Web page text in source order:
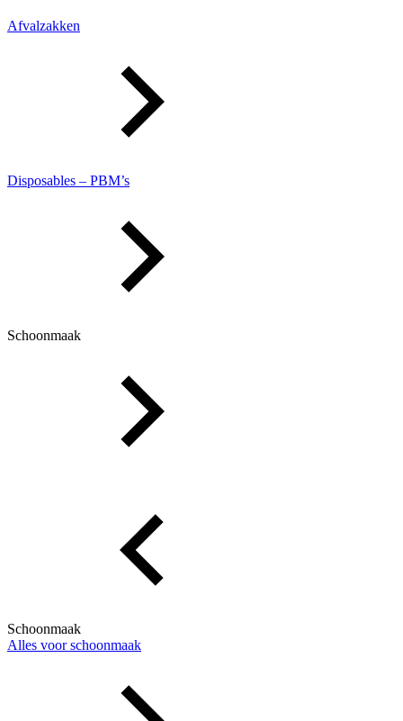
Afvalzakken
Disposables – PBM’s
Schoonmaak
Schoonmaak
Alles voor schoonmaak